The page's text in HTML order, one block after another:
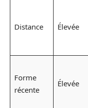
Distance Élevée
Forme
récente
Élevée